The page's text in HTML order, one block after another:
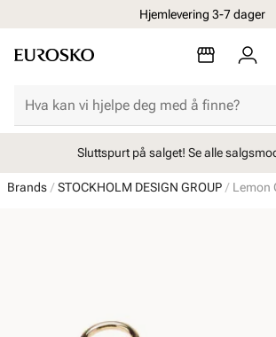
Hjemlevering 3-7 dager
Sluttspurt på salget! Se alle
Brands STOCKHOLM DESIGN GROUP Lemon